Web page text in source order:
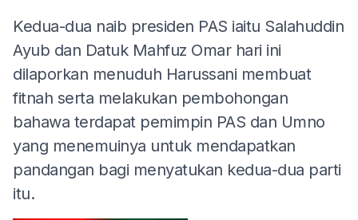
Kedua-dua naib presiden PAS iaitu Salahuddin
Ayub dan Datuk Mahfuz Omar hari ini
dilaporkan menuduh Harussani membuat
fitnah serta melakukan pembohongan
bahawa terdapat pemimpin PAS dan Umno
yang menemuinya untuk mendapatkan
pandangan bagi menyatukan kedua-dua parti
itu.